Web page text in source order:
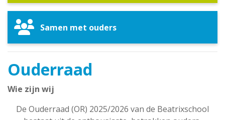
Samen met ouders
Ouderraad
Wie zijn wij
De Ouderraad (OR) 2025/2026 van de Beatrixschool